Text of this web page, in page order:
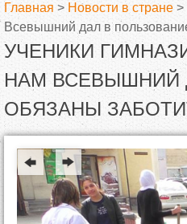
В
ы
з
Главная > Новости в стране >
Всевышний дал в
УЧЕНИКИ
НАМ ВСЕВЫШНИЙ
ОБЯЗАНЫ